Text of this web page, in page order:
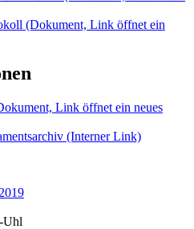
(Dokument, Link öffnet ein
Link öffnet ein neues
(Interner Link)
Uhl